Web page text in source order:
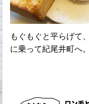
もぐもぐと平らげて
に乗って紀尾井町へ。